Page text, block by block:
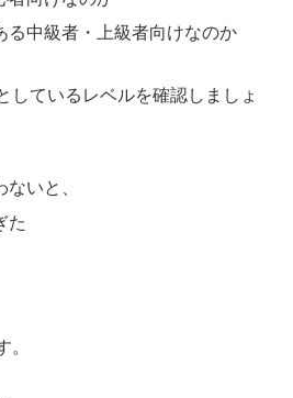
る中級者・上級者向けなのか
しているレベルを確認しましょ
いと、
た
。